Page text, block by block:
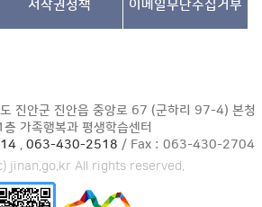
저작권정책 이메일무단수집거부
진안군 진안읍 중앙로 67 (군하리 97-4) 본청
가족행복과 평생학습센터
, 063-430-2518 / Fax : 063-430-2704
jinan.go.kr All rights reserved.